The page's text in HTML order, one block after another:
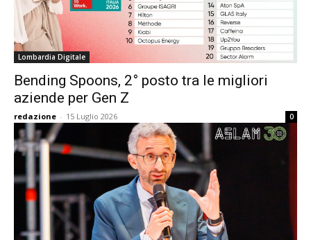
Lombardia Digitale
Bending Spoons, 2° posto tra le migliori
aziende per Gen Z
redazione - 15 Luglio 2026 0